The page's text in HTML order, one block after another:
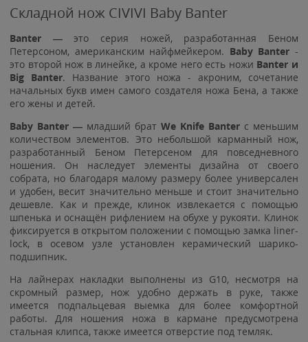
Складной нож CIVIVI Baby Banter
Banter —это серия ножей, разработанная Беном
Петерсоном, американским найфмейкером. Baby Banter -
это второй нож в линейке, а кроме него есть ножи Banter и
Big Banter. Название этого ножа - акроним, сочетание
начальных букв имен самого создателя ножа Бена, а также
его жены и детей.
Baby Banter — младший брат We Knife Banter с меньшим
количеством элементов. Это небольшой карманный нож,
разработанный Беном Петерсеном для повседневного
ношения. Он наследует элементы дизайна от своего
собрата, но благодаря малому размеру более универсален
и удобен, весит значительно меньше и стоит значительно
дешевле. Как и прежде, клинок извлекается с помощью
шпенька и оснащён рифлением на обухе у рукояти. Клинок
фиксируется в открытом положении с помощью замка liner-
lock, в осевом узле установлен керамический шарико-
подшипник.
На лайнерах накладки выполнены из G10, несмотря на
скромный размер, нож удобно держать в руке, также
имеется подпальцевая выемка для более комфортной
работы. Для ношения ножа в кармане предусмотрена
стальная клипса, также имеется отверстие под темляк.